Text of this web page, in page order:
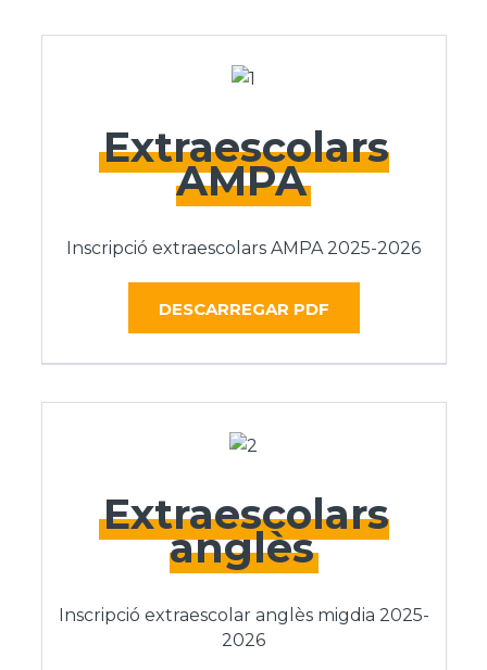
Extraescolars
AMPA
Inscripció extraescolars AMPA 2025-2026
DESCARREGAR PDF
Extraescolars
anglès
Inscripció extraescolar anglès migdia 2025-
2026